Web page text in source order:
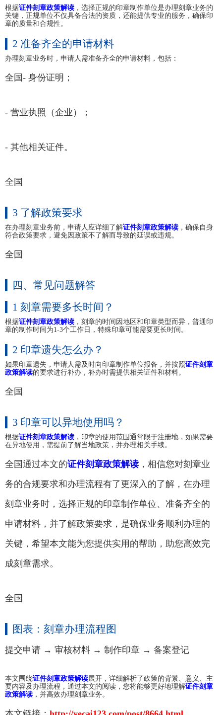
根据证件刻章政策解读 ，选择正规的印章制作单位是办理刻章业务的
关键，正规单位不仅具备合法的资质，还能提供专业的服务，确保印
章的质量和合规性。
2 准备齐全的申请材料
办理刻章业务时，申请人需准备齐全的申请材料，包括：
全国- 身份证明；
- 营业执照（企业）；
- 其他相关证件。
全国
3 了解政策要求
在办理刻章业务前，申请人应详细了解证件刻章政策解读 ，确保自身
符合政策要求，避免因政策不了解而导致的延误或违规。
全国
四、常见问题解答
1 刻章需要多长时间？
根据证件刻章政策解读 ，刻章的时间因地区和印章类型而异，普通印
章的制作时间为1-3个工作日，特殊印章可能需要更长时间。
2 印章遗失怎么办？
如果印章遗失，申请人需及时向印章制作单位报备，并按照证件刻章
政策解读的要求进行补办，补办时需提供相关证件和材料。
全国
3 印章可以异地使用吗？
根据证件刻章政策解读 ，印章的使用范围通常限于注册地，如果需要
在异地使用，需提前了解当地政策，并办理相关手续。
全国通过本文的证件刻章政策解读 ，相信您对刻章业
务的合规要求和办理流程有了更深入的了解，在办理
刻章业务时，选择正规的印章制作单位、准备齐全的
申请材料，并了解政策要求，是确保业务顺利办理的
关键，希望本文能为您提供实用的帮助，助您高效完
成刻章需求。
全国
图表：刻章办理流程图
提交申请 → 审核材料 → 制作印章 → 备案登记
本文围绕证件刻章政策解读展开，详细解析了政策的背景、意义、主
要内容及办理流程，通过本文的阅读，您将能够更好地理解证件刻章
政策解读 ，并高效办理刻章业务。